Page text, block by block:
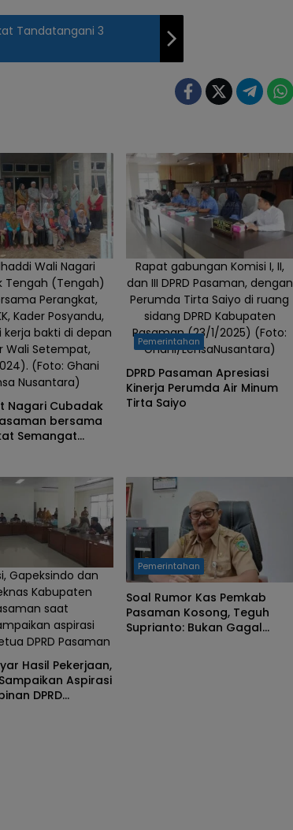
Tandatangani 3
Wali Nagari
Tengah (Tengah)
Perangkat,
Kader Posyandu,
kerja bakti di depan
Wali Setempat,
(Foto: Ghani
Nusantara)
Nagari Cubadak
bersama
Semangat
Rapat gabungan Komisi I, II,
dan III DPRD Pasaman, dengan
Perumda Tirta Saiyo di ruang
sidang DPRD Kabupaten
Pasaman (23/1/2025) (Foto:
Ghani/LensaNusantara)
Pemerintahan
DPRD Pasaman Apresiasi
Kinerja Perumda Air Minum
Tirta Saiyo
Gapeksindo dan
Kabupaten
saat
aspirasi
DPRD Pasaman
Hasil Pekerjaan,
Aspirasi
DPRD
Pemerintahan
Soal Rumor Kas Pemkab
Pasaman Kosong, Teguh
Suprianto: Bukan Gagal